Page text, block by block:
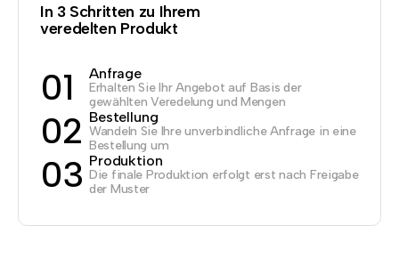
In 3 Schritten zu Ihrem
veredelten Produkt
01 Anfrage
Erhalten Sie Ihr Angebot auf Basis der
gewählten Veredelung und Mengen
02 Bestellung
Wandeln Sie Ihre unverbindliche Anfrage in eine
Bestellung um
03 Produktion
Die finale Produktion erfolgt erst nach Freigabe
der Muster